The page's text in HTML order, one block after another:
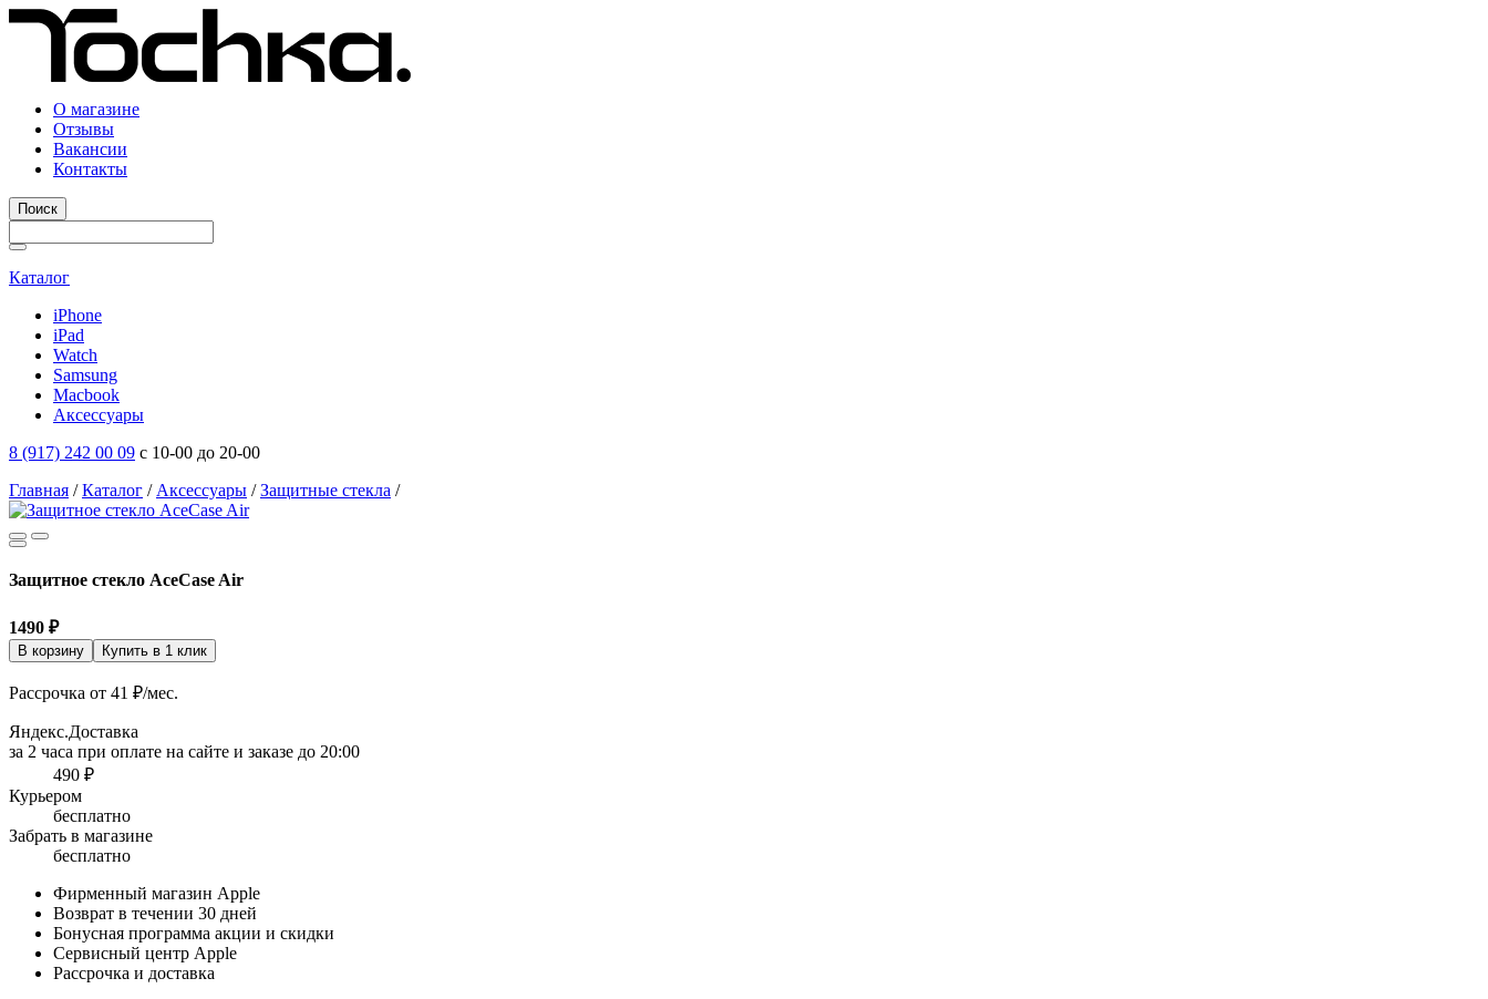
О магазине
Отзывы
Вакансии
Контакты
Поиск
Каталог
iPhone
iPad
Watch
Samsung
Macbook
Аксессуары
8 (917) 242 00 09 с 10-00 до 20-00
Главная / Каталог / Аксессуары / Защитные стекла /
Защитное стекло AceCase Air
1490 ₽
В корзину Купить в 1 клик
Рассрочка от 41 ₽/мес.
Яндекс.Доставка
за 2 часа при оплате на сайте и заказе до 20:00
490 ₽
Курьером
бесплатно
Забрать в магазине
бесплатно
Фирменный магазин Apple
Возврат в течении 30 дней
Бонусная программа акции и скидки
Сервисный центр Apple
Рассрочка и доставка